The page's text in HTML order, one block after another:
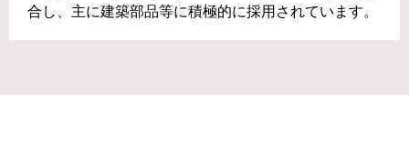
合し、主に建築部品等に積極的に採用されています。